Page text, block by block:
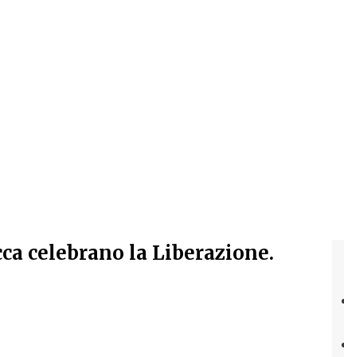
celebrano la Liberazione.